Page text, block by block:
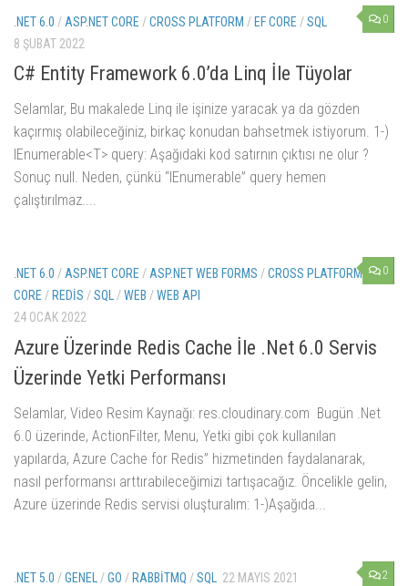
0
.NET 6.0 /ASP.NET CORE /CROSS PLATFORM / EF CORE /SQL
8 ŞUBAT 2022
C# Entity Framework 6.0’da Linq İle Tüyolar
Selamlar, Bu makalede Linq ile işinize yaracak ya da gözden
kaçırmış olabileceğiniz, birkaç konudan bahsetmek istiyorum. 1-)
IEnumerable<T> query: Aşağıdaki kod satırnın çıktısı ne olur ?
Sonuç null. Neden, çünkü “IEnumerable” query hemen
çalıştırılmaz....
0
.NET 6.0 /ASP.NET CORE /ASP.NET WEB FORMS /CROSS PLATFORM /EF
CORE / REDIS /SQL/WEB /WEB API
24 OCAK 2022
Azure Üzerinde Redis Cache İle .Net 6.0 Servis
Üzerinde Yetki Performansı
Selamlar, Video Resim Kaynağı: res.cloudinary.com Bugün .Net
6.0 üzerinde, ActionFilter, Menu, Yetki gibi çok kullanılan
yapılarda, Azure Cache for Redis” hizmetinden faydalanarak,
nasıl performansı arttırabileceğimizi tartışacağız. Öncelikle gelin,
Azure üzerinde Redis servisi oluşturalım: 1-)Aşağıda...
2
.NET 5.0 /GENEL /GO /RABBITMQ /SQL 22 MAYIS 2021